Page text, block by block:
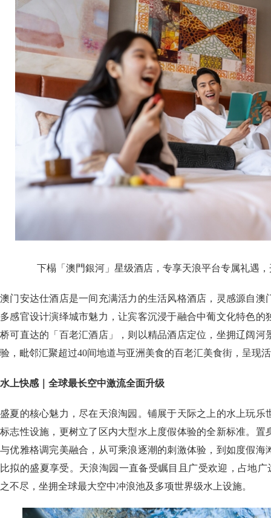
下榻「澳門銀河」星级酒店，专享天浪平台专属礼遇
澳门安达仕酒店是一间充满活力的生活风格酒店，灵感源自澳
多感官设计演绎城市魅力，让宾客沉浸于融合中葡文化特色的
桥可直达的「百老汇酒店」，则以精品酒店定位，坐拥辽阔河
验，毗邻汇聚超过40间地道与亚洲美食的百老汇美食街，呈现
水上快感｜全球最长空中激流全面升级
盛夏的核心魅力，尽在天浪淘园。铺展于天际之上的水上玩乐
标志性设施，更树立了区内大型水上度假体验的全新标准。置
与优雅格调完美融合，从可乘浪逐潮的刺激体验，到如度假海
比拟的盛夏享受。天浪淘园一直备受瞩目且广受欢迎，占地广
之不尽，坐拥全球最大空中冲浪池及多项世界级水上设施。